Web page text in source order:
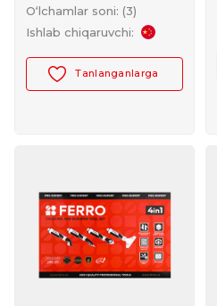
O‘lchamlar soni: (3)
Ishlab chiqaruvchi:
Tanlanganlarga